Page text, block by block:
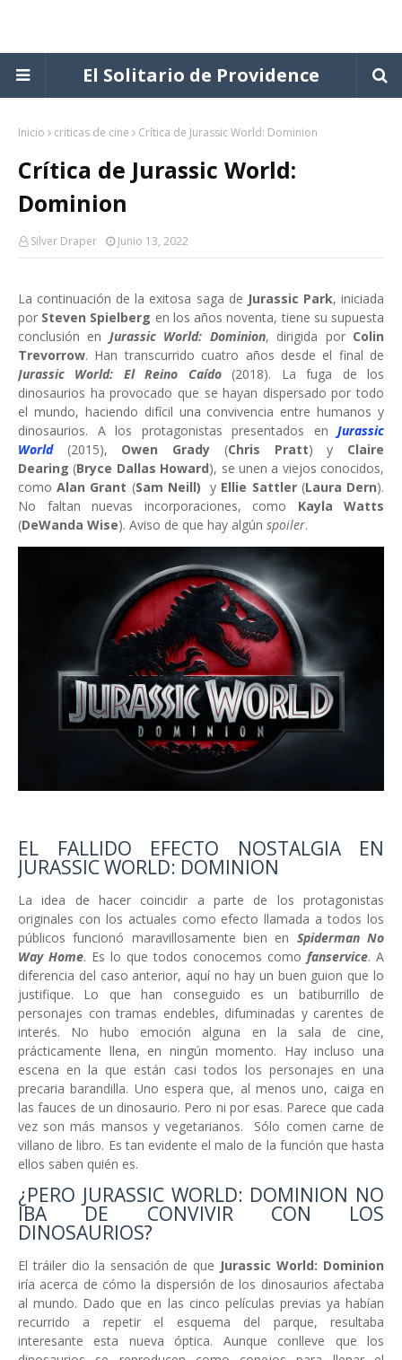
El Solitario de Providence
Inicio criticas de cine Crítica de Jurassic World: Dominion
Crítica de Jurassic World:
Dominion
Silver Draper Junio 13, 2022
La continuación de la exitosa saga de Jurassic Park, iniciada
por Steven Spielberg en los años noventa, tiene su supuesta
conclusión en Jurassic World: Dominion, dirigida por Colin
Trevorrow. Han transcurrido cuatro años desde el final de
Jurassic World: El Reino Caído (2018). La fuga de los
dinosaurios ha provocado que se hayan dispersado por todo
el mundo, haciendo difícil una convivencia entre humanos y
dinosaurios. A los protagonistas presentados en Jurassic
World(2015), Owen Grady (Chris Pratt) y Claire
Dearing (Bryce Dallas Howard), se unen a viejos conocidos,
comoAlan Grant (Sam Neill) y Ellie Sattler(Laura Dern).
No faltan nuevas incorporaciones, como Kayla Watts
(DeWanda Wise). Aviso de que hay algún spoiler.
EL FALLIDO EFECTO NOSTALGIA EN
JURASSIC WORLD: DOMINION
La idea de hacer coincidir a parte de los protagonistas
originales con los actuales como efecto llamada a todos los
públicos funcionó maravillosamente bien en Spiderman No
Way Home. Es lo que todos conocemos como fanservice. A
diferencia del caso anterior, aquí no hay un buen guion que lo
justifique. Lo que han conseguido es un batiburrillo de
personajes con tramas endebles, difuminadas y carentes de
interés. No hubo emoción alguna en la sala de cine,
prácticamente llena, en ningún momento. Hay incluso una
escena en la que están casi todos los personajes en una
precaria barandilla. Uno espera que, al menos uno, caiga en
las fauces de un dinosaurio. Pero ni por esas. Parece que cada
vez son más mansos y vegetarianos. Sólo comen carne de
villano de libro. Es tan evidente el malo de la función que hasta
ellos saben quién es.
¿PERO JURASSIC WORLD: DOMINION NO
IBA DE CONVIVIR CON LOS
DINOSAURIOS?
El tráiler dio la sensación de que Jurassic World: Dominion
iría acerca de cómo la dispersión de los dinosaurios afectaba
al mundo. Dado que en las cinco películas previas ya habían
recurrido a repetir el esquema del parque, resultaba
interesante esta nueva óptica. Aunque conlleve que los